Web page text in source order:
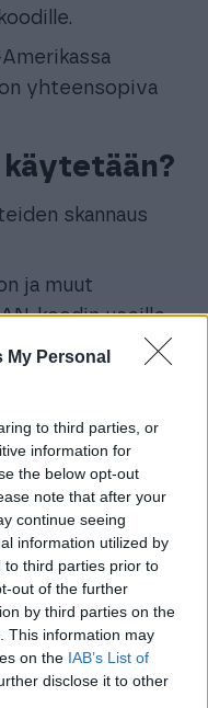
My Personal
to third parties, or
information for
the below opt-out
note that after your
continue seeing
information utilized by
to third parties prior to
out of the further
by third parties on the
This information may
on the IAB’s List of
disclose it to other
yhteensopiva
käytetään?
skannaus
ja muut
koodin useille
(jäljitettävyys)
EAN-
tietokantaan ja